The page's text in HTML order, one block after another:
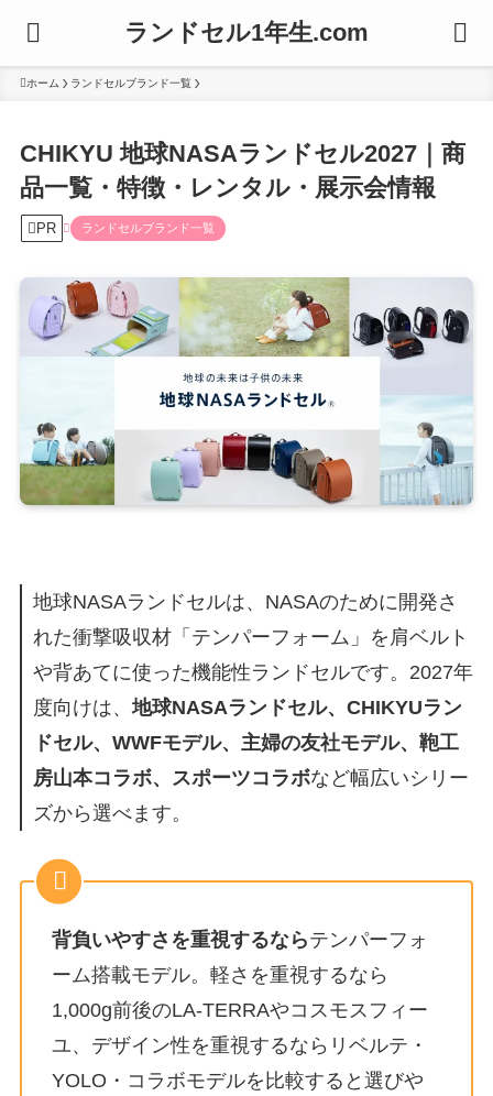
ランドセル1年生.com
ホーム ランドセルブランド一覧
CHIKYU 地球NASAランドセル2027｜商
品一覧・特徴・レンタル・展示会情報
PR ランドセルブランド一覧
地球NASAランドセルは、NASAのために開発さ
れた衝撃吸収材「テンパーフォーム」を肩ベルト
や背あてに使った機能性ランドセルです。2027年
度向けは、地球NASAランドセル、CHIKYUラン
ドセル、WWFモデル、主婦の友社モデル、鞄工
房山本コラボ、スポーツコラボなど幅広いシリー
ズから選べます。
背負いやすさを重視するならテンパーフォ
ーム搭載モデル。軽さを重視するなら
1,000g前後のLA-TERRAやコスモスフィー
ユ、デザイン性を重視するならリベルテ・
YOLO・コラボモデルを比較すると選びや